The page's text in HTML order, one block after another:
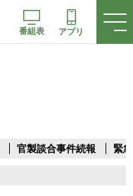
番組表 アプリ
官製談合事件続報 緊